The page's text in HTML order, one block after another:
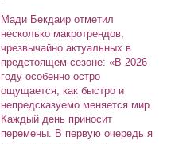
Мади Бекдаир отметил
несколько макротрендов,
чрезвычайно актуальных в
предстоящем сезоне: «В 2026
году особенно остро
ощущается, как быстро и
непредсказуемо меняется мир.
Каждый день приносит
перемены. В первую очередь я